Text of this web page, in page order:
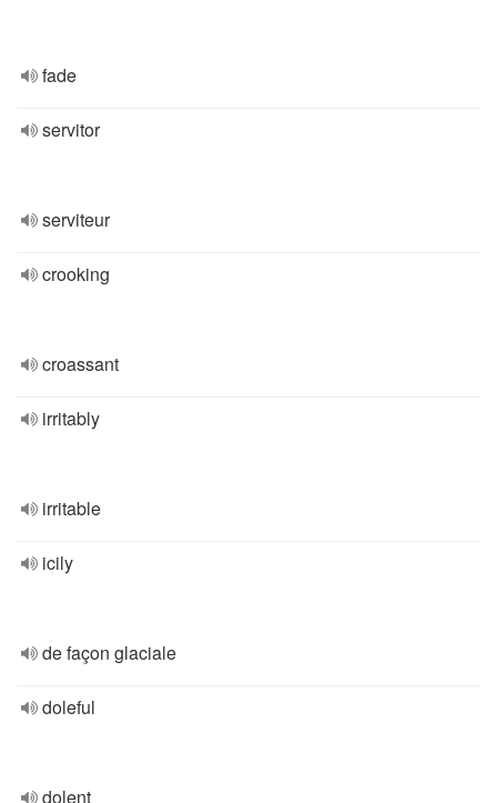
fade
servitor
serviteur
crooking
croassant
irritably
irritable
icily
de façon glaciale
doleful
dolent